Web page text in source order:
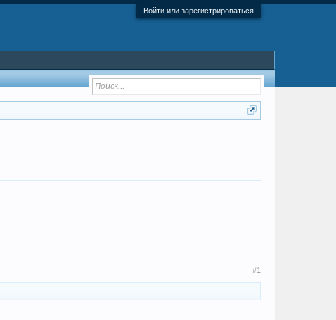
Войти или зарегистрироваться
#1